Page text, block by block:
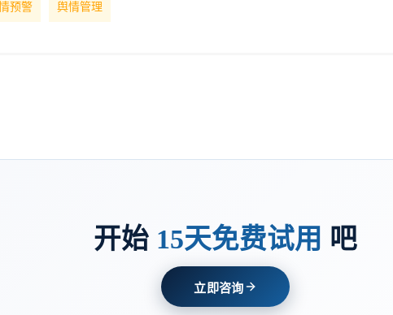
预警 舆情管理
开始 15天免费试用 吧
立即咨询